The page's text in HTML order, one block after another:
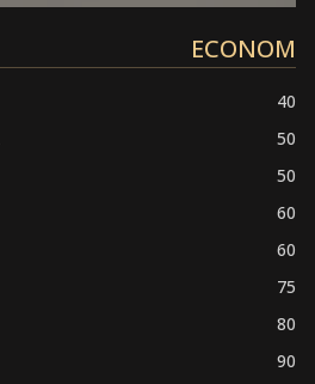
ECONOM
40
50
50
60
60
75
80
90